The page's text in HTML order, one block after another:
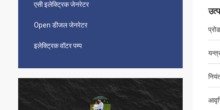
एसी इलेक्ट्रिक जेनरेटर
Open डीजल जेनरेटर
इलेक्ट्रिक वॉटर पम्प